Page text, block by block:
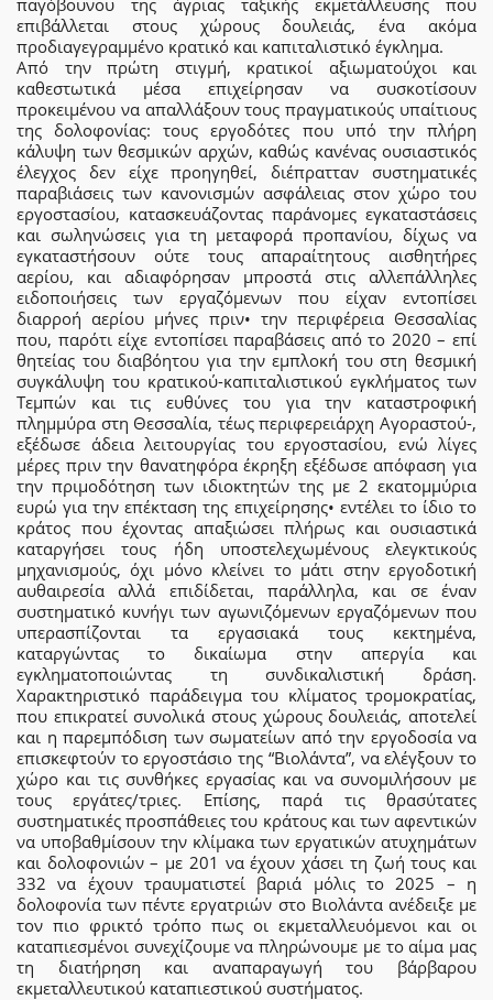
παγόβουνου της άγριας ταξικής εκμετάλλευσης που
επιβάλλεται στους χώρους δουλειάς, ένα ακόμα
προδιαγεγραμμένο κρατικό και καπιταλιστικό έγκλημα.
Από την πρώτη στιγμή, κρατικοί αξιωματούχοι και
καθεστωτικά μέσα επιχείρησαν να συσκοτίσουν
προκειμένου να απαλλάξουν τους πραγματικούς υπαίτιους
της δολοφονίας: τους εργοδότες που υπό την πλήρη
κάλυψη των θεσμικών αρχών, καθώς κανένας ουσιαστικός
έλεγχος δεν είχε προηγηθεί, διέπρατταν συστηματικές
παραβιάσεις των κανονισμών ασφάλειας στον χώρο του
εργοστασίου, κατασκευάζοντας παράνομες εγκαταστάσεις
και σωληνώσεις για τη μεταφορά προπανίου, δίχως να
εγκαταστήσουν ούτε τους απαραίτητους αισθητήρες
αερίου, και αδιαφόρησαν μπροστά στις αλλεπάλληλες
ειδοποιήσεις των εργαζόμενων που είχαν εντοπίσει
διαρροή αερίου μήνες πριν• την περιφέρεια Θεσσαλίας
που, παρότι είχε εντοπίσει παραβάσεις από το 2020 – επί
θητείας του διαβόητου για την εμπλοκή του στη θεσμική
συγκάλυψη του κρατικού-καπιταλιστικού εγκλήματος των
Τεμπών και τις ευθύνες του για την καταστροφική
πλημμύρα στη Θεσσαλία, τέως περιφερειάρχη Αγοραστού-,
εξέδωσε άδεια λειτουργίας του εργοστασίου, ενώ λίγες
μέρες πριν την θανατηφόρα έκρηξη εξέδωσε απόφαση για
την πριμοδότηση των ιδιοκτητών της με 2 εκατομμύρια
ευρώ για την επέκταση της επιχείρησης• εντέλει το ίδιο το
κράτος που έχοντας απαξιώσει πλήρως και ουσιαστικά
καταργήσει τους ήδη υποστελεχωμένους ελεγκτικούς
μηχανισμούς, όχι μόνο κλείνει το μάτι στην εργοδοτική
αυθαιρεσία αλλά επιδίδεται, παράλληλα, και σε έναν
συστηματικό κυνήγι των αγωνιζόμενων εργαζόμενων που
υπερασπίζονται τα εργασιακά τους κεκτημένα,
καταργώντας το δικαίωμα στην απεργία και
εγκληματοποιώντας τη συνδικαλιστική δράση.
Χαρακτηριστικό παράδειγμα του κλίματος τρομοκρατίας,
που επικρατεί συνολικά στους χώρους δουλειάς, αποτελεί
και η παρεμπόδιση των σωματείων από την εργοδοσία να
επισκεφτούν το εργοστάσιο της “Βιολάντα”, να ελέγξουν το
χώρο και τις συνθήκες εργασίας και να συνομιλήσουν με
τους εργάτες/τριες. Επίσης, παρά τις θρασύτατες
συστηματικές προσπάθειες του κράτους και των αφεντικών
να υποβαθμίσουν την κλίμακα των εργατικών ατυχημάτων
και δολοφονιών – με 201 να έχουν χάσει τη ζωή τους και
332 να έχουν τραυματιστεί βαριά μόλις το 2025 – η
δολοφονία των πέντε εργατριών στο Βιολάντα ανέδειξε με
τον πιο φρικτό τρόπο πως οι εκμεταλλευόμενοι και οι
καταπιεσμένοι συνεχίζουμε να πληρώνουμε με το αίμα μας
τη διατήρηση και αναπαραγωγή του βάρβαρου
εκμεταλλευτικού καταπιεστικού συστήματος.